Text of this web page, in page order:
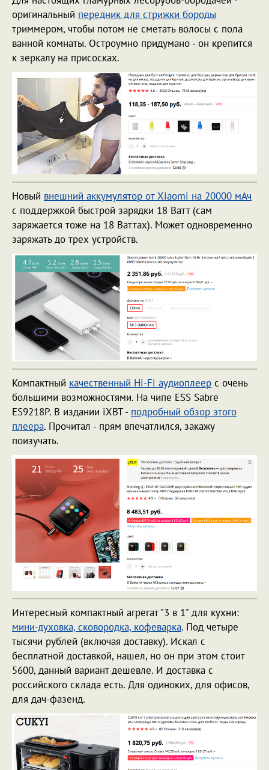
оригинальный передник для стрижки бороды
триммером, чтобы потом не сметать волосы с пола
ванной комнаты. Остроумно придумано - он крепится
к зеркалу на присосках.
Новый внешний аккумулятор от Xiaomi на 20000 мАч
с поддержкой быстрой зарядки 18 Ватт (сам
заряжается тоже на 18 Ваттах). Может одновременно
заряжать до трех устройств.
Компактный качественный Hi-Fi аудиоплеер с очень
большими возможностями. На чипе ESS Sabre
ES9218P. В издании iXBT - подробный обзор этого
плеера. Прочитал - прям впечатлился, закажу
поизучать.
Интересный компактный агрегат "3 в 1" для кухни:
мини-духовка, сковородка, кофеварка. Под четыре
тысячи рублей (включая доставку). Искал с
бесплатной доставкой, нашел, но он при этом стоит
5600, данный вариант дешевле. И доставка с
российского склада есть. Для одиноких, для офисов,
для дач-фазенд.